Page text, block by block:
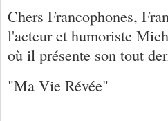
Chers Francophones,
l'acteur et humoriste
où il présente son tout
"Ma Vie Révée"